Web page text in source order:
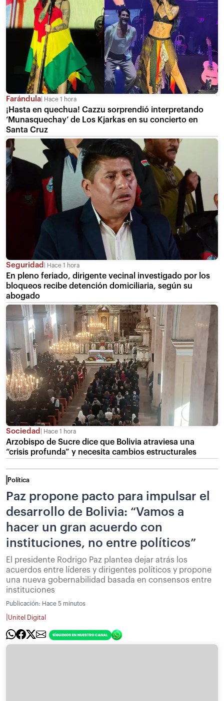
Farándula Hace 1 hora
¡Hasta en quechua! Cazzu sorprendió interpretando
‘Munasquechay’ de Los Kjarkas en su concierto en
Santa Cruz
Seguridad Hace 1 hora
En pleno feriado, dirigente vecinal investigado por los
bloqueos recibe detención domiciliaria, según su
abogado
Sociedad Hace 1 hora
Arzobispo de Sucre dice que Bolivia atraviesa una
“crisis profunda” y necesita cambios estructurales
Política
Paz propone pacto para impulsar el
desarrollo de Bolivia: “Vamos a
hacer un gran acuerdo con
instituciones, no entre políticos”
El presidente Rodrigo Paz plantea dejar atrás los
acuerdos entre líderes y dirigentes políticos y propone
una nueva gobernabilidad basada en consensos entre
instituciones
Publicación: Hace 5 minutos
Unitel Digital